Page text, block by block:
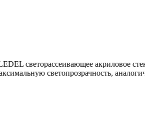
светорассеивающее акриловое
светопрозрачность,